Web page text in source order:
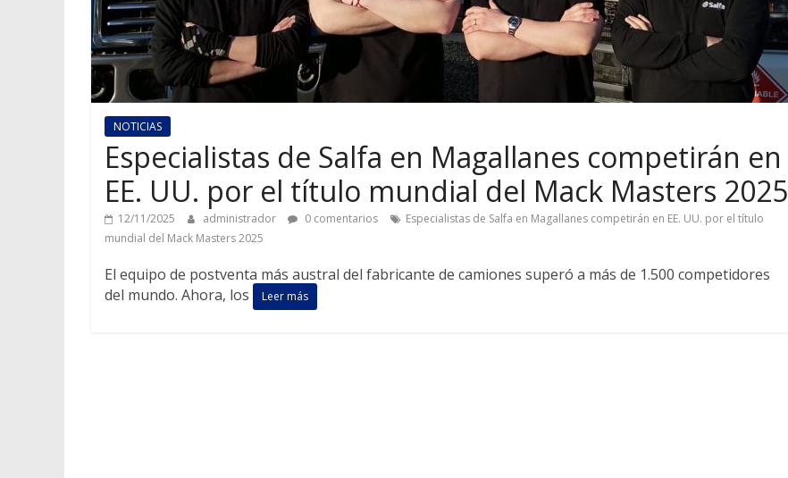
NOTICIAS
Especialistas de Salfa en Magallanes competirán en
EE. UU. por el título mundial del Mack Masters 2025
12/11/2025 administrador 0 comentarios
Especialistas de Salfa en Magallanes competirán en EE. UU. por el título
mundial del Mack Masters 2025
El equipo de postventa más austral del fabricante de camiones superó a más de 1.500 competidores
del mundo. Ahora, los
Leer más